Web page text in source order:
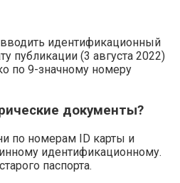
идентификационный
публикации (3 августа 2022)
по 9-значному номеру
документы?
по номерам ID карты и
идентификационному.
паспорта.